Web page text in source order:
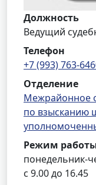
Должность
Ведущий
Телефон
+7 (993) 763-
Отделение
Межрайонное
по взысканию
Режим
понедельник-
с 9.00 до 16.45